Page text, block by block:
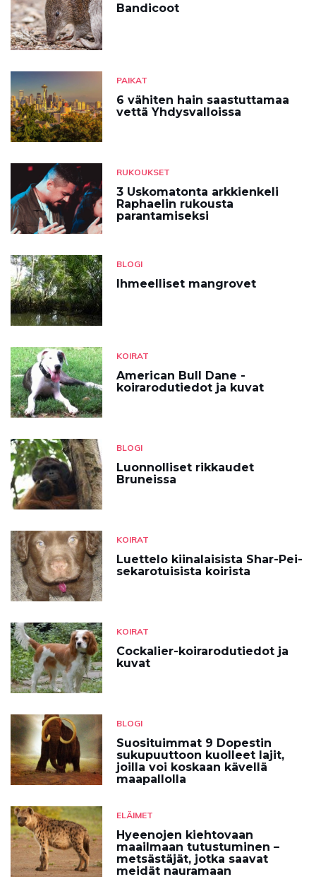
Bandicoot
PAIKAT
6 vähiten hain saastuttamaa
vettä Yhdysvalloissa
RUKOUKSET
3 Uskomatonta arkkienkeli
Raphaelin rukousta
parantamiseksi
BLOGI
Ihmeelliset mangrovet
KOIRAT
American Bull Dane -
koirarodutiedot ja kuvat
BLOGI
Luonnolliset rikkaudet
Bruneissa
KOIRAT
Luettelo kiinalaisista Shar-Pei-
sekarotuisista koirista
KOIRAT
Cockalier-koirarodutiedot ja
kuvat
BLOGI
Suosituimmat 9 Dopestin
sukupuuttoon kuolleet lajit,
joilla voi koskaan kävellä
maapallolla
ELÄIMET
Hyeenojen kiehtovaan
maailmaan tutustuminen –
metsästäjät, jotka saavat
meidät nauramaan